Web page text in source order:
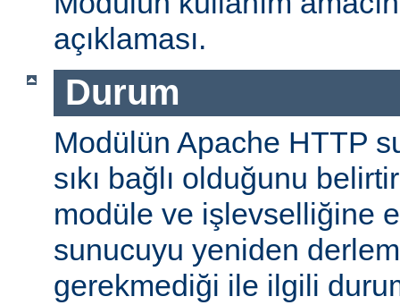
açıklaması.
Durum
Modülün Apache HTTP
sıkı bağlı olduğunu
modüle ve işlevselliğine
sunucuyu yeniden
gerekmediği ile ilgili